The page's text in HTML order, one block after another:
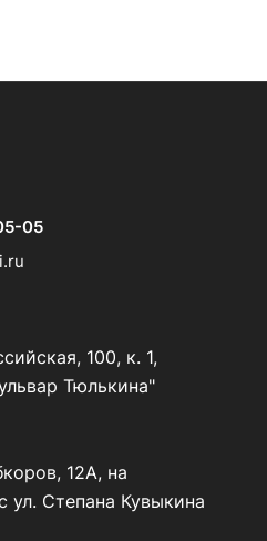
05
100, к. 1,
Тюлькина"
12А, на
ул. Степана Кувыкина